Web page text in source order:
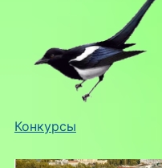
Конкурсы